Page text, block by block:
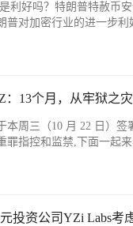
利好吗？特朗普特赦币
普对加密行业的进一步
：13个月，从牢狱之
本周三（10 月 22 日）
罪指控和监禁,下面一起
投资公司YZi Labs考